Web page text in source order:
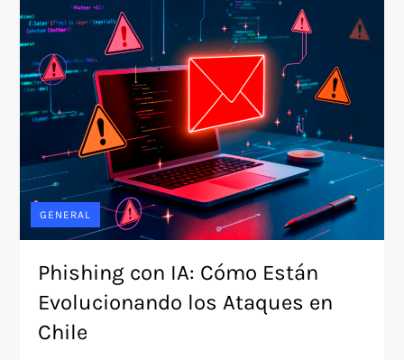
GENERAL
Phishing con IA: Cómo Están
Evolucionando los Ataques en
Chile